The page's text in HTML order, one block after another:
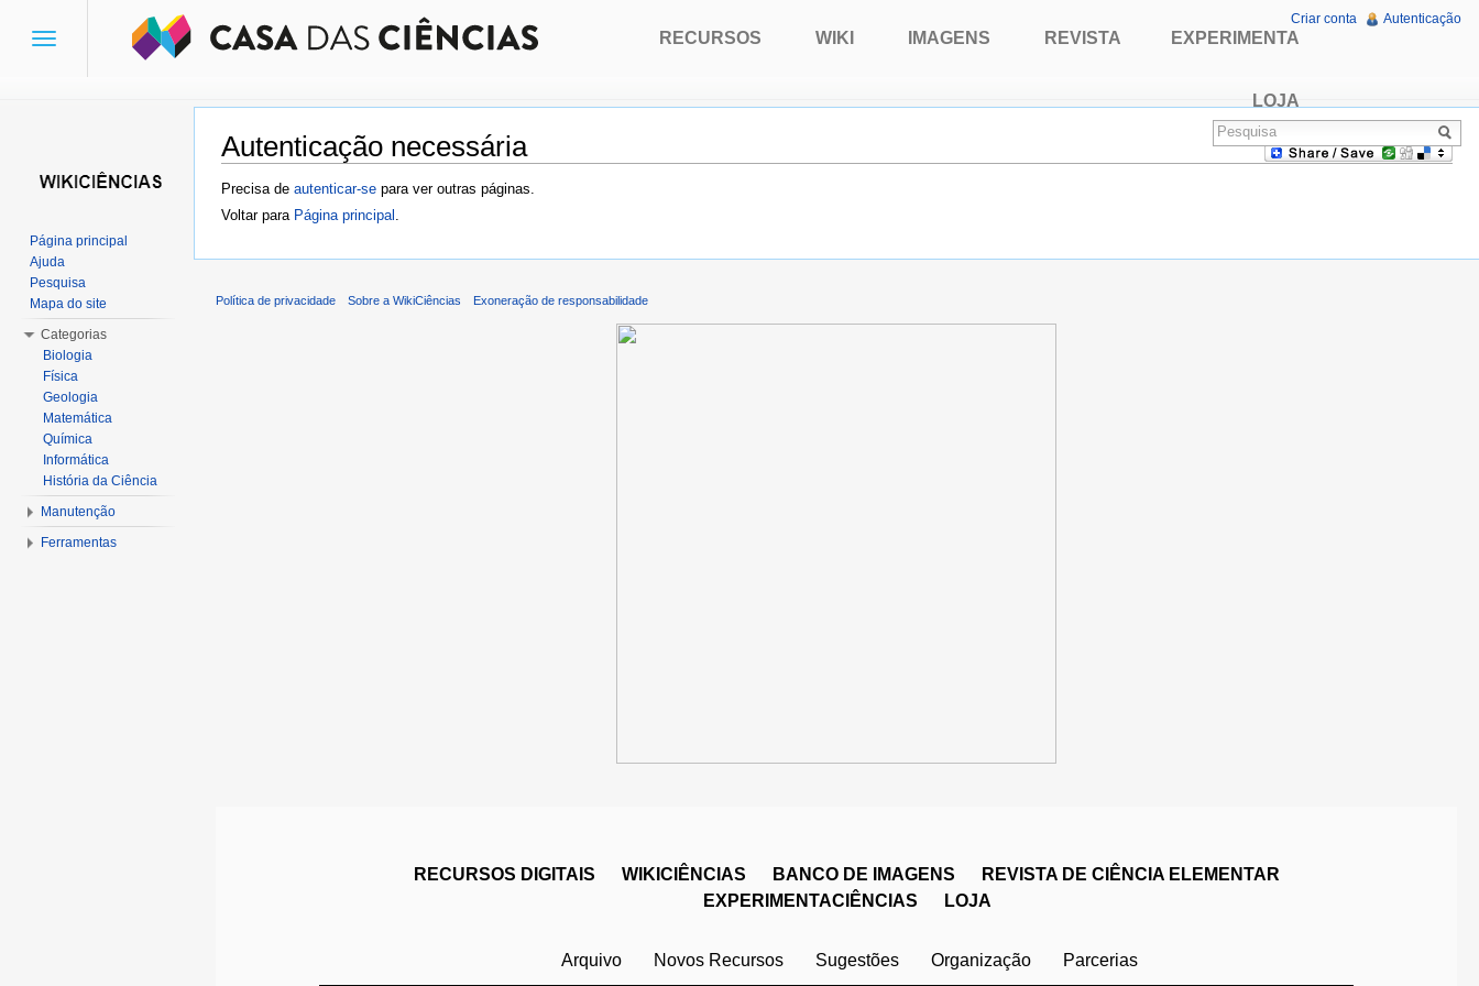
Autenticação necessária
Ir para:navegação,pesquisa
Precisa de autenticar-se para ver outras páginas.
Voltar para Página principal
Toggle
RECURSOS WIKI IMAGENS REVISTA EXPERIMENTA
LOJA
Criar conta Autenticação
Página principal
Ajuda
Pesquisa
Mapa do site
Categorias
Biologia
Física
Geologia
Matemática
Química
Informática
História da Ciência
Manutenção
Ferramentas
Política de privacidade Sobre a WikiCiências Exoneração de responsabilidade
RECURSOS DIGITAIS WIKICIÊNCIAS BANCO DE IMAGENS
REVISTA DE CIÊNCIA ELEMENTAR
EXPERIMENTACIÊNCIAS
LOJA
Arquivo Novos Recursos Sugestões Organização Parcerias